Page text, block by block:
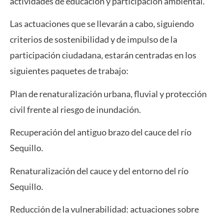
Las actuaciones que se llevarán a cabo, siguiendo
criterios de sostenibilidad y de impulso de la
participación ciudadana, estarán centradas en los
siguientes paquetes de trabajo:
Plan de renaturalización urbana, fluvial y protección
civil frente al riesgo de inundación.
Recuperación del antiguo brazo del cauce del río
Sequillo.
Renaturalización del cauce y del entorno del río
Sequillo.
Reducción de la vulnerabilidad: actuaciones sobre